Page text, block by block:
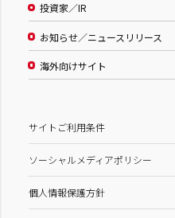
投資家／IR
お知らせ／ニュースリリース
海外向けサイト
サイトご利用条件
ソーシャルメディアポリシー
個人情報保護方針